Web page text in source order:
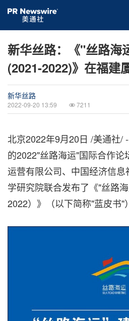
新华丝路：《"丝路海
(2021-2022)》在福建
新华丝路
2022-09-20 13:59 7211
北京2022年9月20日 /美通社/
的2022"丝路海运"国际合作
运营有限公司、中国经济信
学研究院联合发布了《"丝路
2022）》（以下简称"蓝皮书"